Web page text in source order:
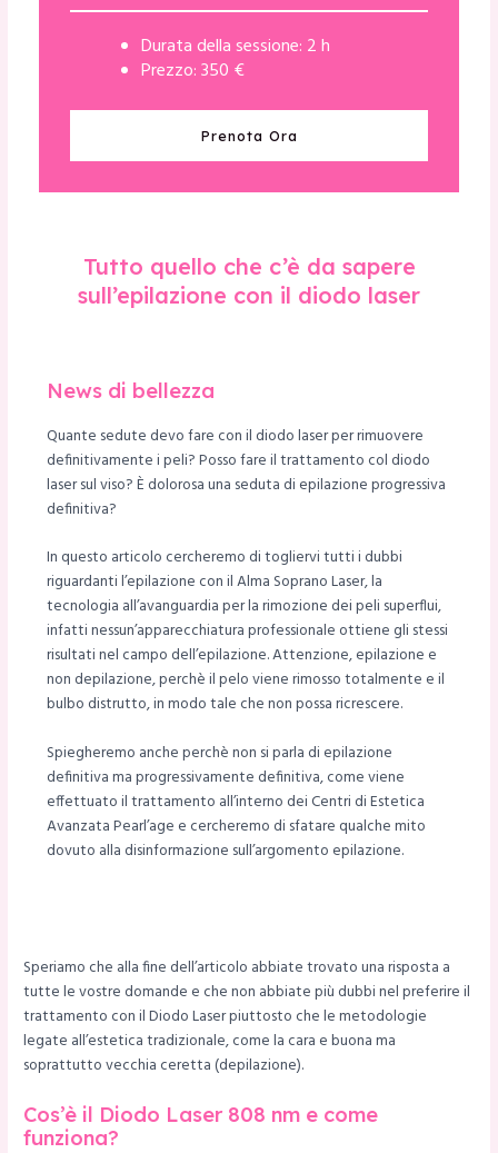
Durata della sessione: 2 h
Prezzo: 350 €
Prenota Ora
Tutto quello che c’è da sapere
sull’epilazione con il diodo laser
News di bellezza
Quante sedute devo fare con il diodo laser per rimuovere
definitivamente i peli? Posso fare il trattamento col diodo
laser sul viso? È dolorosa una seduta di epilazione progressiva
definitiva?
In questo articolo cercheremo di togliervi tutti i dubbi
riguardanti l’epilazione con il Alma Soprano Laser, la
tecnologia all’avanguardia per la rimozione dei peli superflui,
infatti nessun’apparecchiatura professionale ottiene gli stessi
risultati nel campo dell’epilazione. Attenzione, epilazione e
non depilazione, perchè il pelo viene rimosso totalmente e il
bulbo distrutto, in modo tale che non possa ricrescere.
Spiegheremo anche perchè non si parla di epilazione
definitiva ma progressivamente definitiva, come viene
effettuato il trattamento all’interno dei Centri di Estetica
Avanzata Pearl’age e cercheremo di sfatare qualche mito
dovuto alla disinformazione sull’argomento epilazione.
Speriamo che alla fine dell’articolo abbiate trovato una risposta a
tutte le vostre domande e che non abbiate più dubbi nel preferire il
trattamento con il Diodo Laser piuttosto che le metodologie
legate all’estetica tradizionale, come la cara e buona ma
soprattutto vecchia ceretta (depilazione).
Cos’è il Diodo Laser 808 nm e come
funziona?